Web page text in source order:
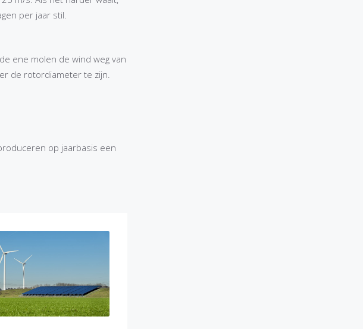
per jaar stil.
ene molen de wind weg van
de rotordiameter te zijn.
op jaarbasis een